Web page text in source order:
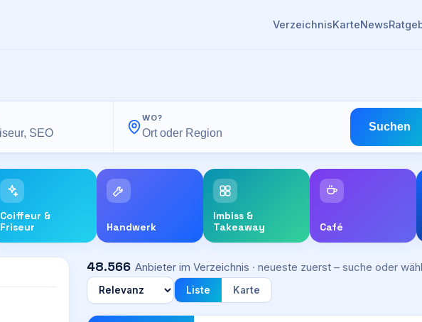
VerzeichnisKarteNews
WO?
Suchen
Coiffeur &
Friseur
Handwerk
Imbiss &
Takeaway
Café
48.566 Anbieter im Verzeichnis · neueste zuerst – suche oder
Liste Karte